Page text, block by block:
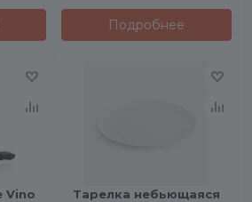
Подробнее
Vino
Тарелка небьющаяся